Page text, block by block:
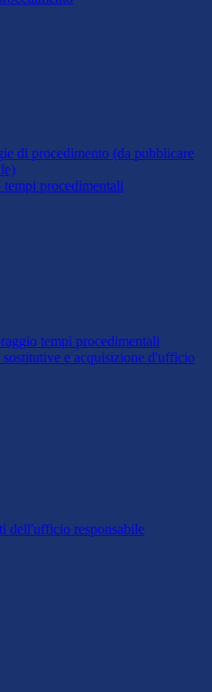
di procedimento (da pubblicare
procedimentali
tempi procedimentali
e acquisizione d'ufficio
dell'ufficio responsabile